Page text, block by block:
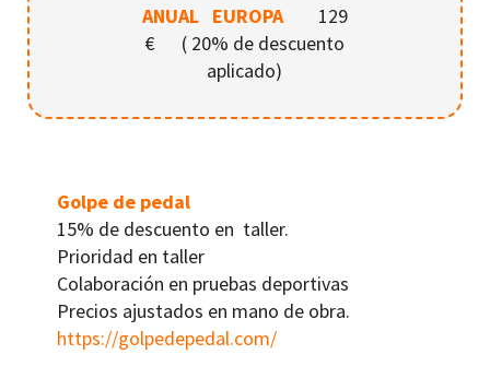
ANUAL EUROPA129
€ ( 20% de descuento
aplicado)
Golpe de pedal
15% de descuento en taller.
Prioridad en taller
Colaboración en pruebas deportivas
Precios ajustados en mano de obra.
https://golpedepedal.com/